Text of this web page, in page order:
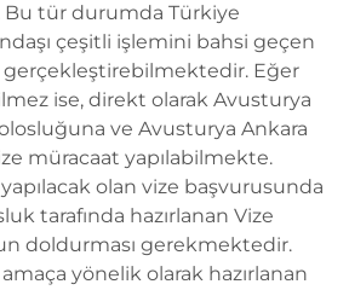
tür durumda Türkiye
çeşitli işlemini bahsi geçen
gerçekleştirebilmektedir. Eğer
ise, direkt olarak Avusturya
ve Avusturya Ankara
müracaat yapılabilmekte.
olan vize başvurusunda
tarafında hazırlanan Vize
doldurması gerekmektedir.
yönelik olarak hazırlanan